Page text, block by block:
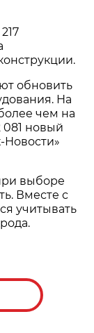
обновить
На
чем на
081 новый
Новости»
выборе
Вместе с
учитывать